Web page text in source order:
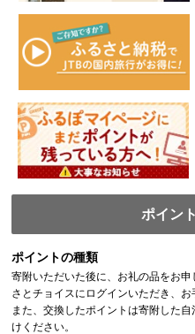
ポイン
ポイントの種類
寄附いただいた後に、お礼の品をお
さとチョイスにログインいただき、
また、交換したポイントは寄附した
けください。